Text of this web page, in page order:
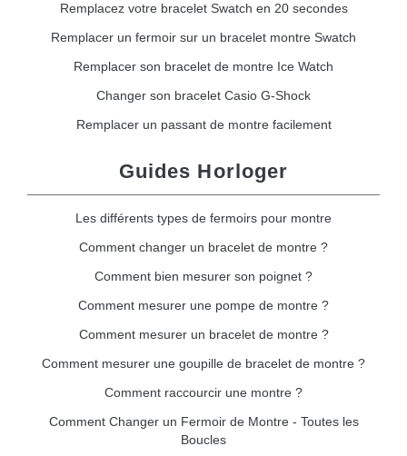
Remplacez votre bracelet Swatch en 20 secondes
Remplacer un fermoir sur un bracelet montre Swatch
Remplacer son bracelet de montre Ice Watch
Changer son bracelet Casio G-Shock
Remplacer un passant de montre facilement
Guides Horloger
Les différents types de fermoirs pour montre
Comment changer un bracelet de montre ?
Comment bien mesurer son poignet ?
Comment mesurer une pompe de montre ?
Comment mesurer un bracelet de montre ?
Comment mesurer une goupille de bracelet de montre ?
Comment raccourcir une montre ?
Comment Changer un Fermoir de Montre - Toutes les
Boucles